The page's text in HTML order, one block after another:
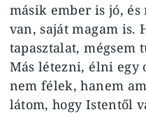
másik ember is jó,
van, saját magam is.
tapasztalat, mégsem
Más létezni, élni egy
nem félek, hanem
látom, hogy Istentől